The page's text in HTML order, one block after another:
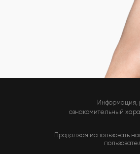
Информация,
ознакомительный
Продолжая использовать